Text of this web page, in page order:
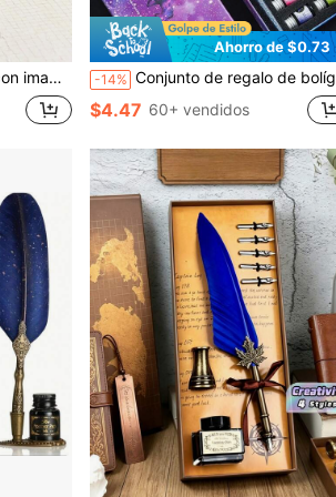
animados lindo
Ahorro de $0.73
-14% Conjunto de regalo de bolígrafo de cristal con estampado de cielo estrellado, bolígrafo de punta, bolígrafo de regalo de negocios, bolígrafo de punta para que los estudiantes practiquen caligrafía y pintura, premio escolar, regalo de cumpleaños para compañeros de clase
$4.47 60+ vendidos